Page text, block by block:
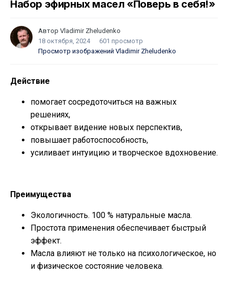
Набор эфирных масел «Поверь в себя!»
Автор Vladimir Zheludenko
18 октября, 2024
601 просмотр
Просмотр изображений Vladimir Zheludenko
Действие
помогает сосредоточиться на важных
решениях,
открывает видение новых перспектив,
повышает работоспособность,
усиливает интуицию и творческое вдохновение.
Преимущества
Экологичность. 100 % натуральные масла.
Простота применения обеспечивает быстрый
эффект.
Масла влияют не только на психологическое, но
и физическое состояние человека.